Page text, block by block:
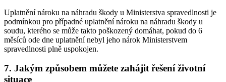
Uplatnění nároku na náhradu škody u Ministerstva spravedlnosti je
podmínkou pro případné uplatnění nároku na náhradu škody u
soudu, kterého se může takto poškozený domáhat, pokud do 6
měsíců ode dne uplatnění nebyl jeho nárok Ministerstvem
spravedlnosti plně uspokojen.
7. Jakým způsobem můžete zahájit řešení životní
situace